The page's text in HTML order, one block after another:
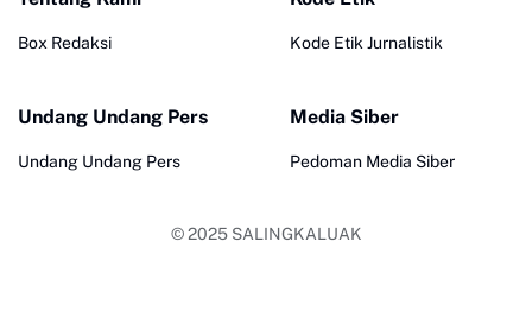
Box Redaksi Kode Etik Jurnalistik
Undang Undang Pers
Undang Undang Pers
Media Siber
Pedoman Media Siber
© 2025 SALINGKALUAK